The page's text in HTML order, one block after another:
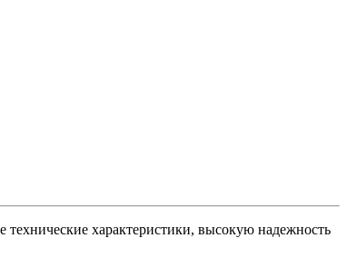
характеристики, высокую надежность